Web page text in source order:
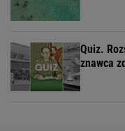
Quiz.
znawca